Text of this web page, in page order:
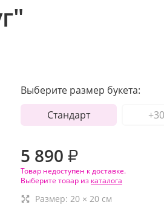
Выберите размер букета:
Стандарт
5 890 ₽
Товар недоступен к доставке.
Выберите товар из каталога
Размер: 20 × 20 см